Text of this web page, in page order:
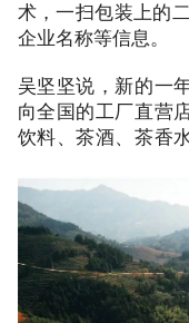
术，一扫包装上的
企业名称等信息。
吴坚坚说，新的一
向全国的工厂直营
饮料、茶酒、茶香